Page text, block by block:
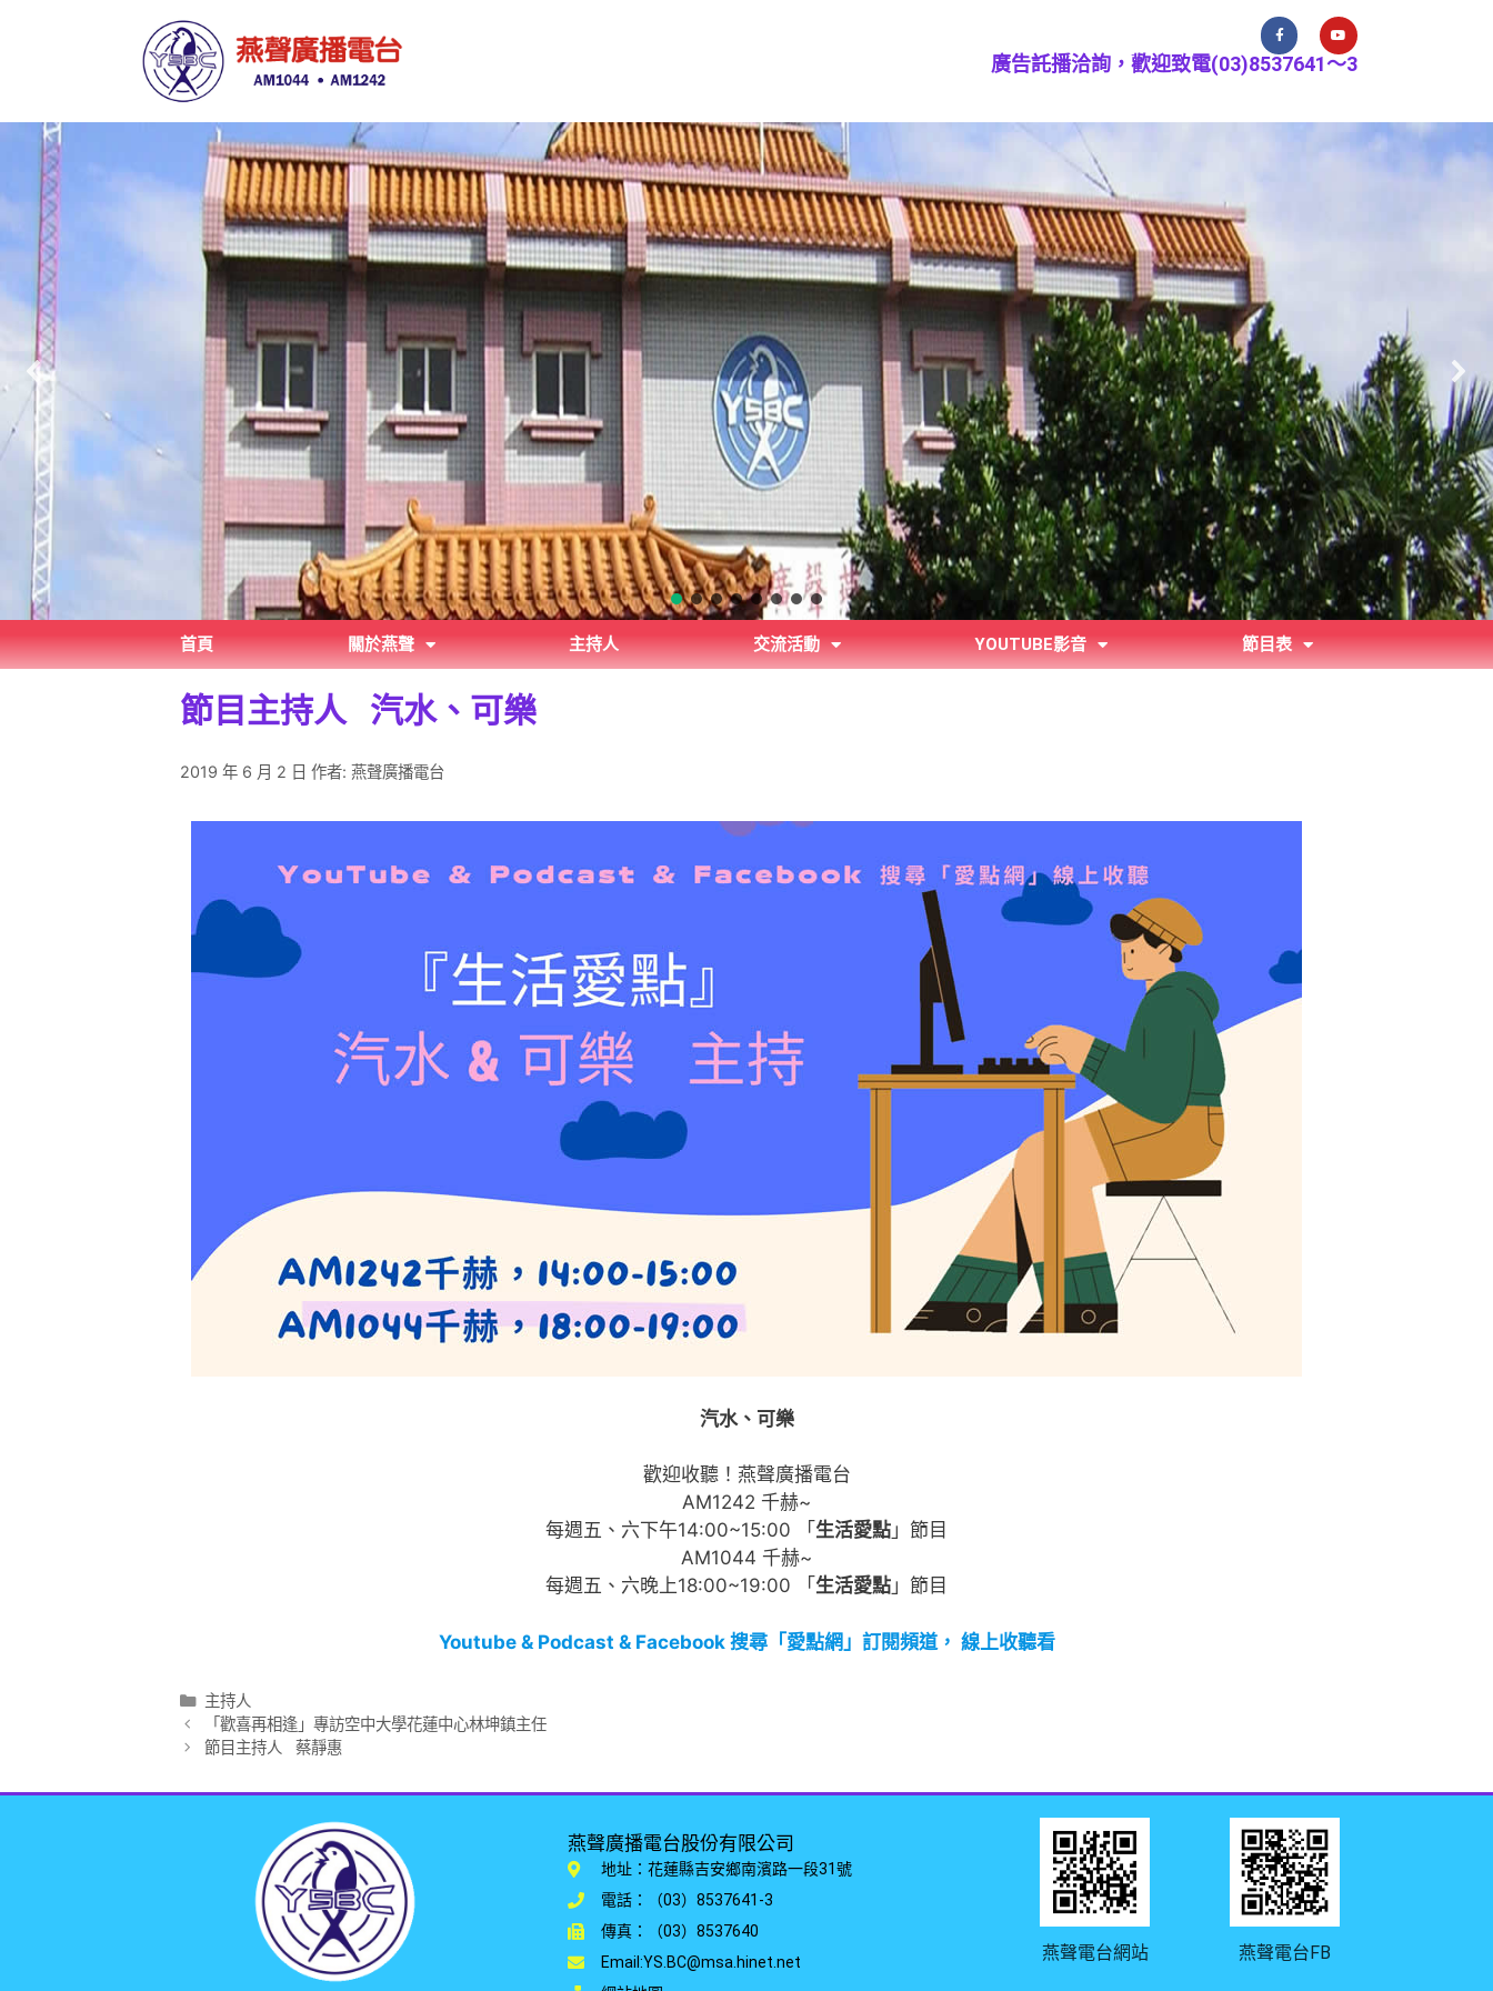
廣告託播洽詢，歡迎致電(03)8537641～3
首頁 關於燕聲 主持人 交流活動 YOUTUBE影音 節目表
節目主持人 汽水、可樂
2019 年 6 月 2 日 作者: 燕聲廣播電台
汽水、可樂
歡迎收聽！燕聲廣播電台
AM1242 千赫~
每週五、六下午14:00~15:00 「 生活愛點 」節目
AM1044 千赫~
每週五、六晚上18:00~19:00 「 生活愛點 」節目
Youtube & Podcast & Facebook 搜尋「愛點網」訂閱頻道， 線上收聽看
主持人
「歡喜再相逢」專訪空中大學花蓮中心林坤鎮主任
節目主持人 蔡靜惠
燕聲廣播電台股份有限公司
地址：花蓮縣吉安鄉南濱路一段31號
電話：（03）8537641-3
傳真：（03）8537640
Email:YS.BC@msa.hinet.net
燕聲電台網站 燕聲電台FB